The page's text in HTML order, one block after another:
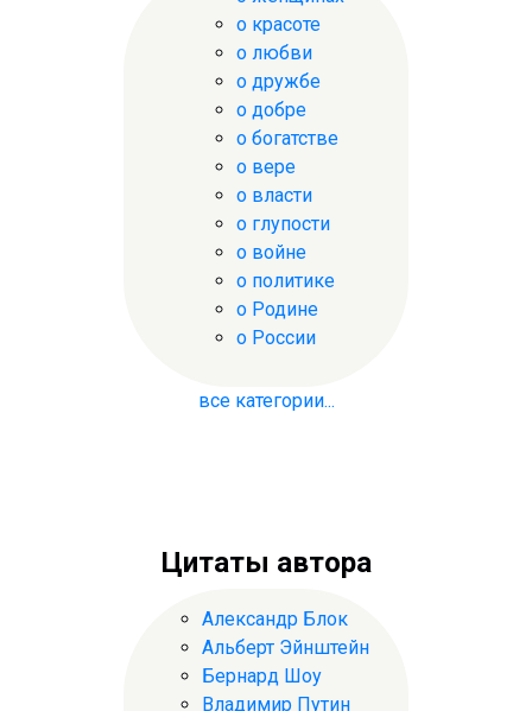
о красоте
о любви
о дружбе
о добре
о богатстве
о вере
о власти
о глупости
о войне
о политике
о Родине
о России
все категории...
Цитаты автора
Александр Блок
Альберт Эйнштейн
Бернард Шоу
Владимир Путин